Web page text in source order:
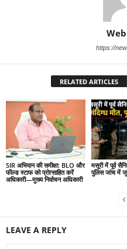
https://
RELATED ARTICLES
SIR अभियान की समीक्षा: BLO और
फील्ड स्टाफ को प्रोत्साहित करें
अधिकारी—मुख्य निर्वाचन अधिकारी
मसूरी में पूर्व
पुलिस जांच में
LEAVE A REPLY